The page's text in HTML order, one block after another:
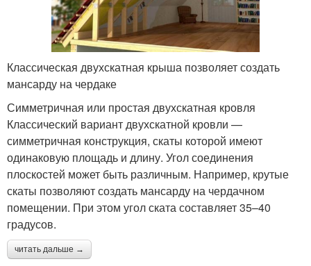
Классическая двухскатная крыша позволяет создать
мансарду на чердаке
Симметричная или простая двухскатная кровля
Классический вариант двухскатной кровли —
симметричная конструкция, скаты которой имеют
одинаковую площадь и длину. Угол соединения
плоскостей может быть различным. Например, крутые
скаты позволяют создать мансарду на чердачном
помещении. При этом угол ската составляет 35–40
градусов.
читать дальше →